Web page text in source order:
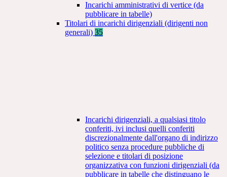
Incarichi amministrativi di vertice (da
pubblicare in tabelle)
Titolari di incarichi dirigenziali (dirigenti non
generali) 35
Incarichi dirigenziali, a qualsiasi titolo
conferiti, ivi inclusi quelli conferiti
discrezionalmente dall'organo di indirizzo
politico senza procedure pubbliche di
selezione e titolari di posizione
organizzativa con funzioni dirigenziali (da
pubblicare in tabelle che distinguano le